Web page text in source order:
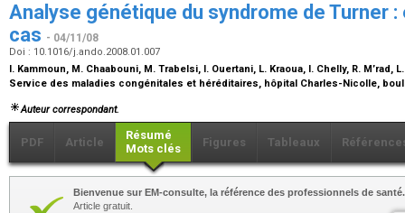
Analyse génétique du syndrome de Turner
cas - 04/11/08
Doi : 10.1016/j.ando.2008.01.007
I. Kammoun, M. Chaabouni, M. Trabelsi, I. Ouertani, L. Kraoua, I. Chelly, R. M’rad,
Service des maladies congénitales et héréditaires, hôpital Charles-Nicolle,
Auteur correspondant.
PDF Article
Résumé
Mots clés
Figures Tableaux
Bienvenue sur EM-consulte, la référence des professionnels de santé.
Article gratuit.